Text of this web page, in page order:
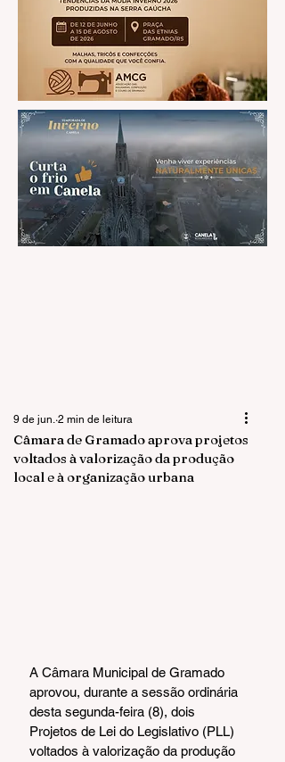
Câmara de Gramado aprova projetos
voltados à valorização da produção
local e à organização urbana
9 de jun. 2 min de leitura
A Câmara Municipal de Gramado
aprovou, durante a sessão ordinária
desta segunda-feira (8), dois
Projetos de Lei do Legislativo (PLL)
voltados à valorização da produção